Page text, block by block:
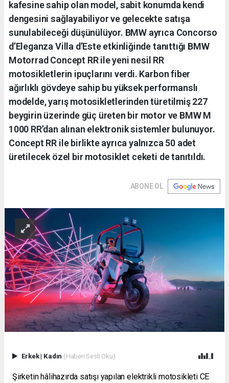
kafesine sahip olan model, sabit konumda kendi
dengesini sağlayabiliyor ve gelecekte satışa
sunulabileceği düşünülüyor. BMW ayrıca Concorso
d’Eleganza Villa d’Este etkinliğinde tanıttığı BMW
Motorrad Concept RR ile yeni nesil RR
motosikletlerin ipuçlarını verdi. Karbon fiber
ağırlıklı gövdeye sahip bu yüksek performanslı
modelde, yarış motosikletlerinden türetilmiş 227
beygirin üzerinde güç üreten bir motor ve BMW M
1000 RR’dan alınan elektronik sistemler bulunuyor.
Concept RR ile birlikte ayrıca yalnızca 50 adet
üretilecek özel bir motosiklet ceketi de tanıtıldı.
ABONE OL
Erkek| Kadın (Haberi Sesli Oku)
Şirketin hâlihazırda satışı yapılan elektrikli motosikleti CE